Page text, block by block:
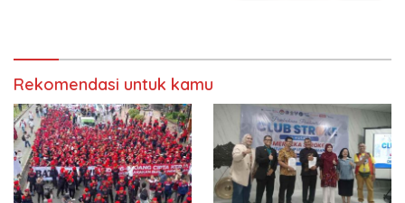
Rekomendasi untuk kamu